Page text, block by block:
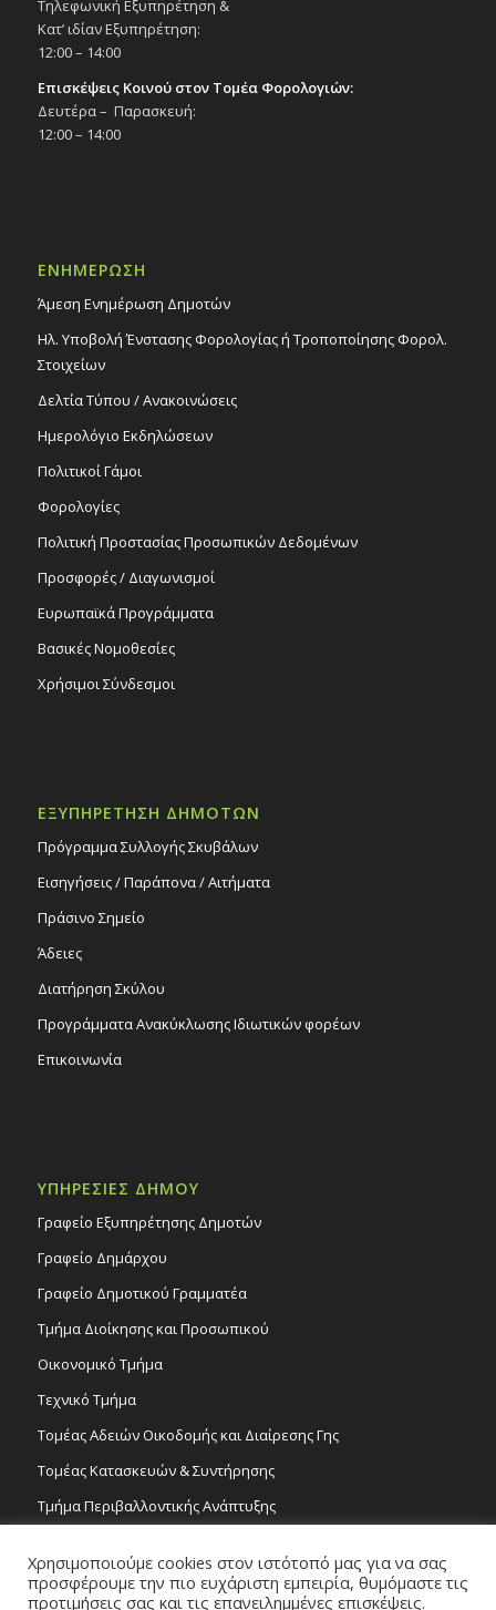
Τηλεφωνική Εξυπηρέτηση &
Κατ’ ιδίαν Εξυπηρέτηση:
12:00 – 14:00
Επισκέψεις Κοινού στον Τομέα Φορολογιών:
Δευτέρα – Παρασκευή:
12:00 – 14:00
ΕΝΗΜΕΡΩΣΗ
Άμεση Ενημέρωση Δημοτών
Ηλ. Υποβολή Ένστασης Φορολογίας ή Τροποποίησης Φορολ.
Στοιχείων
Δελτία Τύπου / Ανακοινώσεις
Ημερολόγιο Εκδηλώσεων
Πολιτικοί Γάμοι
Φορολογίες
Πολιτική Προστασίας Προσωπικών Δεδομένων
Προσφορές / Διαγωνισμοί
Ευρωπαϊκά Προγράμματα
Βασικές Νομοθεσίες
Χρήσιμοι Σύνδεσμοι
ΕΞΥΠΗΡΕΤΗΣΗ ΔΗΜΟΤΩΝ
Πρόγραμμα Συλλογής Σκυβάλων
Εισηγήσεις / Παράπονα / Αιτήματα
Πράσινο Σημείο
Άδειες
Διατήρηση Σκύλου
Προγράμματα Ανακύκλωσης Ιδιωτικών φορέων
Επικοινωνία
ΥΠΗΡΕΣΙΕΣ ΔΗΜΟΥ
Γραφείο Εξυπηρέτησης Δημοτών
Γραφείο Δημάρχου
Γραφείο Δημοτικού Γραμματέα
Τμήμα Διοίκησης και Προσωπικού
Οικονομικό Τμήμα
Τεχνικό Τμήμα
Τομέας Αδειών Οικοδομής και Διαίρεσης Γης
Τομέας Κατασκευών & Συντήρησης
Τμήμα Περιβαλλοντικής Ανάπτυξης
Τομέας Γραμμάτων και Τεχνών
Χρησιμοποιούμε cookies στον ιστότοπό μας για να σας
προσφέρουμε την πιο ευχάριστη εμπειρία, θυμόμαστε τις
προτιμήσεις σας και τις επανειλημμένες επισκέψεις.